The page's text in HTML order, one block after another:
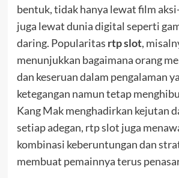
bentuk, tidak hanya lewat film
juga lewat dunia digital seperti
daring. Popularitas rtp slot,
menunjukkan bagaimana orang
dan keseruan dalam pengalaman
ketegangan namun tetap
Kang Mak menghadirkan kejutan
setiap adegan, rtp slot juga
kombinasi keberuntungan dan
membuat pemainnya terus